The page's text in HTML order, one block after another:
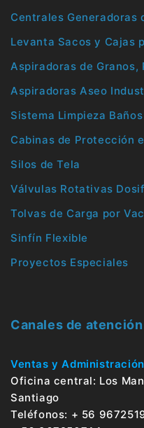
Centrales Generadoras
Levanta Sacos y Cajas
Aspiradoras de
Aspiradoras Aseo
Sistema Limpieza
Cabinas de Protección
Silos de Tela
Válvulas Rotativas
Tolvas de Carga por
Sinfín Flexible
Proyectos Especiales
Canales de atención
Ventas y Administración
Oficina central: Los
Santiago
Teléfonos: + 56